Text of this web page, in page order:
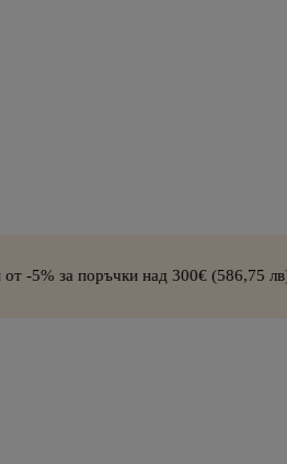
над 300€ (586,75 лв) –СХЕМА ЗА